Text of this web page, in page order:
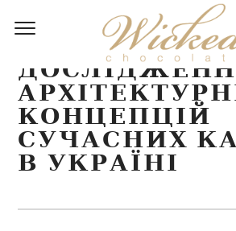
КОНЦЕПЦІЙ
СУЧАСНИХ
В УКРАЇНІ